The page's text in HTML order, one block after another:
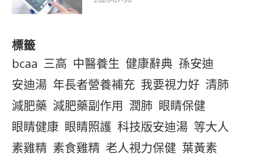
標籤
bcaa 三高 中醫養生 健康辭典 孫安迪
安迪湯 年長者營養補充 我要視力好 清肺
減肥藥 減肥藥副作用 潤肺 眼睛保健
眼睛健康 眼睛照護 科技版安迪湯 等大人
素雞精 素食雞精 老人視力保健 葉黃素